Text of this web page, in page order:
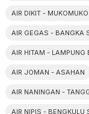
AIR DIKIT - MUKOMUKO
AIR GEGAS - BANGKA
AIR HITAM - LAMPUNG
AIR JOMAN - ASAHAN
AIR NANINGAN -
AIR NIPIS - BENGKULU